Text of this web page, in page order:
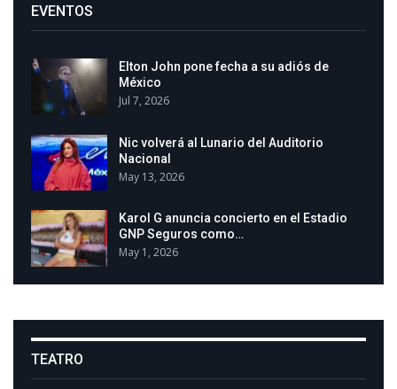
EVENTOS
Elton John pone fecha a su adiós de
México
Jul 7, 2026
Nic volverá al Lunario del Auditorio
Nacional
May 13, 2026
Karol G anuncia concierto en el Estadio
GNP Seguros como…
May 1, 2026
TEATRO